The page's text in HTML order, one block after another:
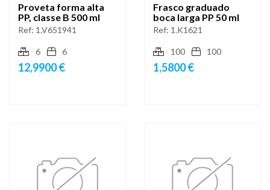
Proveta forma alta
PP, classe B 500 ml
Ref: 1.V651941
6 6
12,9900 €
Frasco graduado
boca larga PP 50 ml
Ref: 1.K1621
100 100
1,5800 €